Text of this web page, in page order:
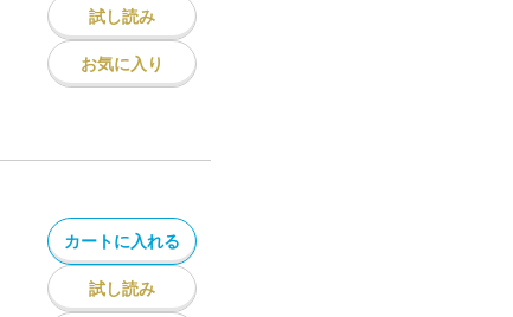
試し読み
お気に入り
カートに入れる
試し読み